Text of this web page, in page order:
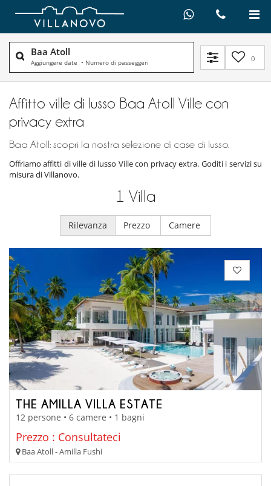
Baa Atoll
Aggiungere date • Numero di passeggeri 0
Affitto ville di lusso Baa Atoll Ville con
privacy extra
Baa Atoll: scopri la nostra selezione di case di lusso.
Offriamo affitti di ville di lusso Ville con privacy extra. Goditi i servizi su
misura di Villanovo.
1 Villa
Rilevanza Prezzo Camere
THE AMILLA VILLA ESTATE
12 persone • 6 camere • 1 bagni
Prezzo : Consultateci
Baa Atoll - Amilla Fushi